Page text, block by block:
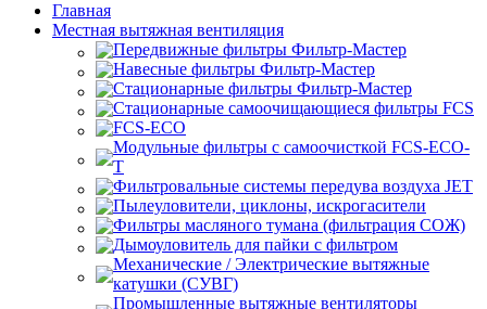
Главная
Местная вытяжная вентиляция
Передвижные
Навесные
Стационарные
Стационарные самоочищающиеся
FCS
FCS-ECO
Модульные
с самоочисткой FCS-ECO-
T
Фильтровальные системы передува воздуха JET
Пылеуловители, циклоны, искрогасители
Фильтры масляного тумана (фильтрация СОЖ)
Дымоуловитель для пайки с фильтром
Механические / Электрические вытяжные
катушки (СУВГ)
Промышленные вытяжные вентиляторы